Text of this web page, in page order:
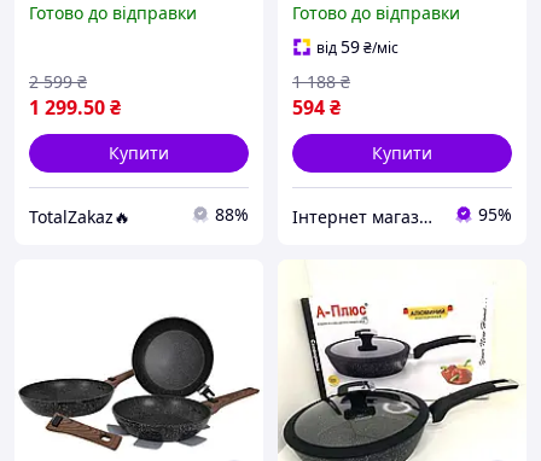
із посиленим покриттям
кухні
Готово до відправки
1 299.50₴
2 599 ₴
Купити
TotalZakaz🔥 88%
оладниця Сковорода для
сніданку на 4 порції
Готово до відправки
від59₴/міс
594₴
1 188 ₴
Купити
Інтернет магазин «Smart Life» 95%